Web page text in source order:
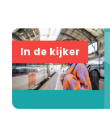
In de kijker